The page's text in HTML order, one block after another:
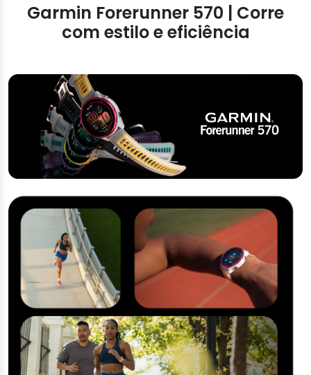
Garmin Forerunner 570 | Corre
com estilo e eficiência